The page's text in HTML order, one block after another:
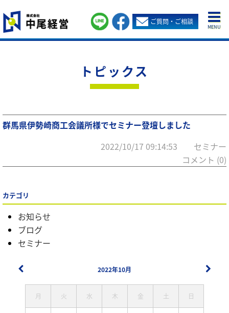
ご質問・ご相談
トピックス
群馬県伊勢崎商工会議所様でセミナー登壇しました
2022/10/17 09:14:53 セミナー
コメント (0)
カテゴリ
お知らせ
ブログ
セミナー
2022年10月
月 火 水 木 金 土 日
MENU